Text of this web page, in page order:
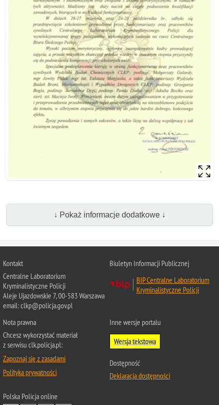
↓ Pokaż informacje dodatkowe ↓
Kontakt
Centralne Laboratorium
Kryminalistyczne Policji
Aleje Ujazdowskie 7, 00-583 Warszawa
email: clkp@policja.gov.pl
Biuletyn Informacji Publicznej
BIP Centralne Laboratorium
Kryminalistyczne Policji
Nota prawna
Chcesz wykorzystać materiał
z serwisu clk.policja.pl:
Zapoznaj się z zasadami
Polityka prywatności
Inne wersje portalu
Wersja tekstowa
Dostępność
Deklaracja dostępności
Polska Policjaonline